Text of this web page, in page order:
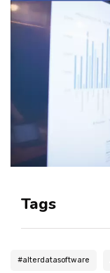
Tags
#alterdatasoftware